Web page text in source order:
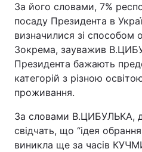
За його словами, 7%
посаду Президента в
визначилися зі способом
Зокрема, зауважив
Президента бажають
категорій з різною
проживання.
За словами В.ЦИБУЛЬКА,
свідчать, що “ідея
виникла ще за часів